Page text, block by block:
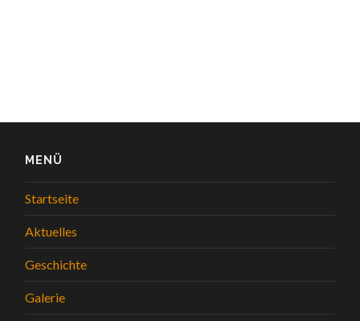
MENÜ
Startseite
Aktuelles
Geschichte
Galerie